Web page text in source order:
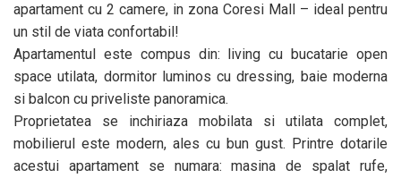
apartament cu 2 camere, in zona Coresi Mall – ideal pentru
un stil de viata confortabil!
Apartamentul este compus din: living cu bucatarie open
space utilata, dormitor luminos cu dressing, baie moderna
si balcon cu priveliste panoramica.
Proprietatea se inchiriaza mobilata si utilata complet,
mobilierul este modern, ales cu bun gust. Printre dotarile
acestui apartament se numara: masina de spalat rufe,